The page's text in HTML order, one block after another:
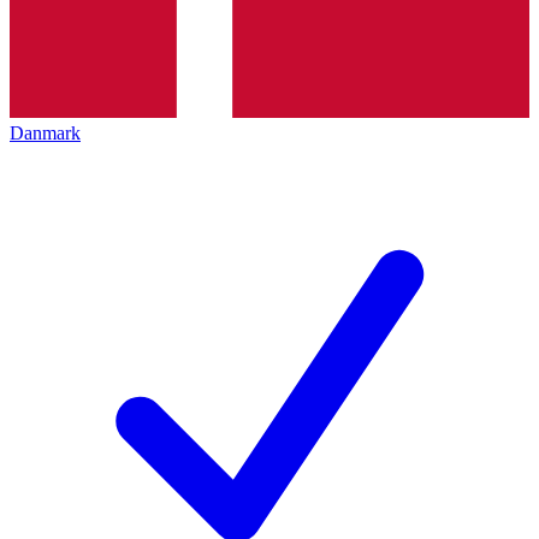
Danmark